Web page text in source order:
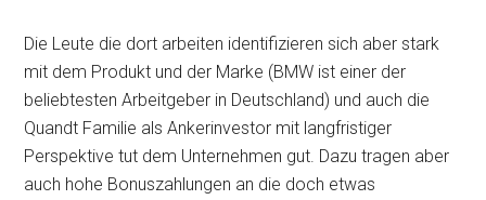
Die Leute die dort arbeiten identifizieren sich aber stark
mit dem Produkt und der Marke (BMW ist einer der
beliebtesten Arbeitgeber in Deutschland) und auch die
Quandt Familie als Ankerinvestor mit langfristiger
Perspektive tut dem Unternehmen gut. Dazu tragen aber
auch hohe Bonuszahlungen an die doch etwas